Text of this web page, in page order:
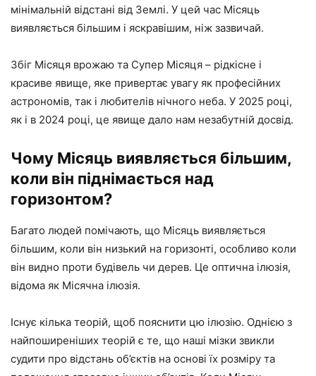
мінімальній відстані від Землі. У цей час Місяць
виявляється більшим і яскравішим, ніж зазвичай.
Збіг Місяця врожаю та Супер Місяця – рідкісне і
красиве явище, яке привертає увагу як професійних
астрономів, так і любителів нічного неба. У 2025 році,
як і в 2024 році, це явище дало нам незабутній досвід.
Чому Місяць виявляється більшим,
коли він піднімається над
горизонтом?
Багато людей помічають, що Місяць виявляється
більшим, коли він низький на горизонті, особливо коли
він видно проти будівель чи дерев. Це оптична ілюзія,
відома як Місячна ілюзія.
Існує кілька теорій, щоб пояснити цю ілюзію. Однією з
найпоширеніших теорій є те, що наші мізки звикли
судити про відстань об’єктів на основі їх розміру та